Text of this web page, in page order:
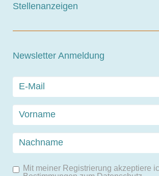
Stellenanzeigen
Newsletter Anmeldung
Mit meiner Registrierung akzeptiere